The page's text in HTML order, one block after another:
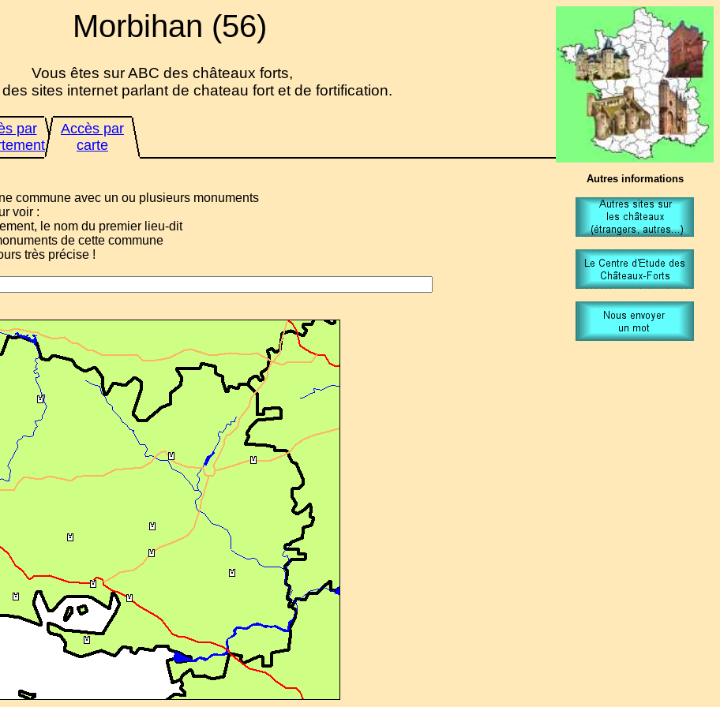
Morbihan (56)
Vous êtes sur ABC des châteaux forts,
des sites internet parlant de chateau fort et de fortification.
par
Accès par
carte
commune avec un ou plusieurs monuments
voir :
le nom du premier lieu-dit
de cette commune
très précise !
Autres informations